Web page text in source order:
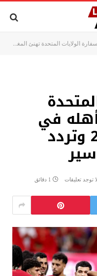
سفارة الولايات المتحدة تهنئ المغرب بتأهله في كأس العالم 2026 وتردد شعار “سير سير سير
في
كأس العالم 2026 وتردد
لا توجد تعليقات 1 دقائق